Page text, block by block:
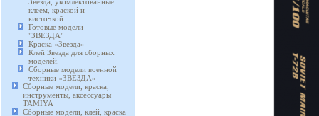
клеем, краской и
кисточкой..
Готовые модели
"ЗВЕЗДА"
Краска «Звезда»
Клей Звезда для сборных
моделей.
Сборные модели военной
техники «ЗВЕЗДА»
Сборные модели, краска,
инструменты, аксессуары
TAMIYA
Сборные модели, клей, краска